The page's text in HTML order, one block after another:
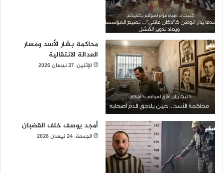
محاكمة بشار الأسد ومسار
العدالة الانتقالية
الإثنين، 27 نيسان 2026
أمجد يوسف خلف القضبان
الجمعة، 24 نيسان 2026